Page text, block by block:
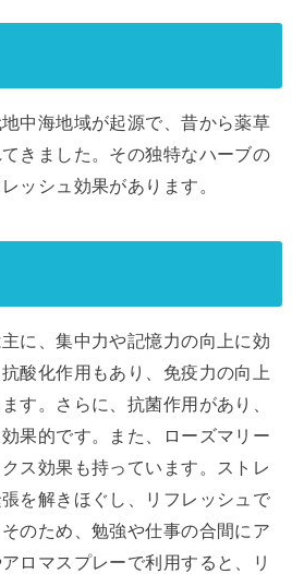
中海地域が起源で、昔から薬草
きました。その独特なハーブの
ッシュ効果があります。
に、集中力や記憶力の向上に効
酸化作用もあり、免疫力の向上
す。さらに、抗菌作用があり、
果的です。また、ローズマリー
ス効果も持っています。ストレ
を解きほぐし、リフレッシュで
のため、勉強や仕事の合間にア
ロマスプレーで利用すると、リ